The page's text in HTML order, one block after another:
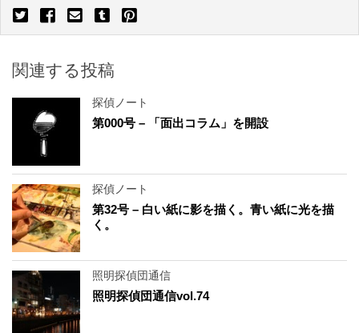
関連する投稿
探偵ノート
第000号 – 「面出コラム」を開設
探偵ノート
第32号 – 白い紙に影を描く。青い紙に光を描
く。
照明探偵団通信
照明探偵団通信vol.74